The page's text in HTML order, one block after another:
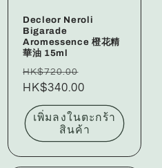
Decleor Neroli
Bigarade
Aromessence 橙花精
華油 15ml
ราคา
ปกติ
HK$720.00
HK$340.00
เพิ่มลงในตะกร้า
สินค้า